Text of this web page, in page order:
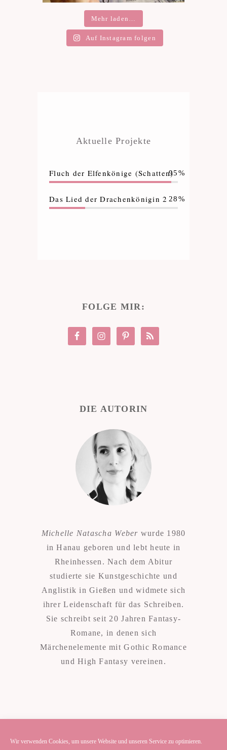
Wir verwenden Cookies, um unsere Website und unseren Service zu optimieren.
Mehr laden…
Auf Instagram folgen
Aktuelle Projekte
Fluch der Elfenkönige (Schatten)95%
Das Lied der Drachenkönigin 2 28%
FOLGE MIR:
DIE AUTORIN
Michelle Natascha Weber wurde 1980
in Hanau geboren und lebt heute in
Rheinhessen. Nach dem Abitur
studierte sie Kunstgeschichte und
Anglistik in Gießen und widmete sich
ihrer Leidenschaft für das Schreiben.
Sie schreibt seit 20 Jahren Fantasy-
Romane, in denen sich
Märchenelemente mit Gothic Romance
und High Fantasy vereinen.